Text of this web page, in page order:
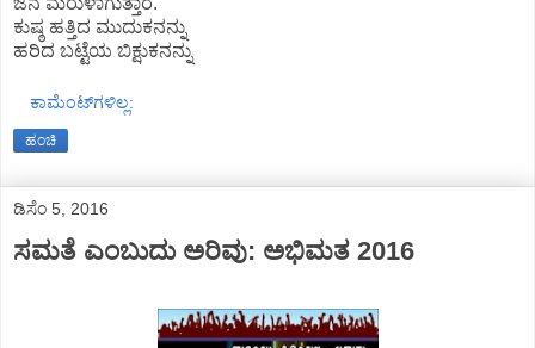
ಕುಷ್ಠ ಹತ್ತಿದ ಮುದುಕನನ್ನು
ಹರಿದ ಬಟ್ಟೆಯ ಬಿಕ್ಷುಕನನ್ನು
ಕಾಮೆಂಟ್‌ಗಳಿಲ್ಲ:
ಹಂಚಿ
ಡಿಸೆಂ 5, 2016
ಸಮತೆ ಎಂಬುದು ಅರಿವು: ಅಭಿಮತ 2016